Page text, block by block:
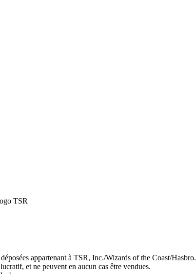
appartenant à TSR, Inc./Wizards of the Coast/Hasbro.
et ne peuvent en aucun cas être vendues.